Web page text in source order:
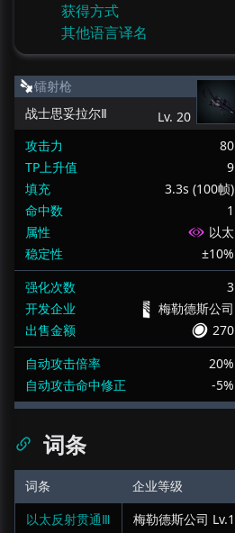
获得方式
其他语言译名
镭射枪
战士思妥拉尔Ⅱ
Lv. 20
攻击力
80
TP上升值
9
填充
3.3s (100帧)
命中数
1
属性
以太
稳定性
±10%
强化次数
3
开发企业
梅勒德斯公司
出售金额
270
自动攻击倍率
20%
自动攻击命中修正
-5%
词条
词条
企业等级
以太反射贯通Ⅲ
梅勒德斯公司 Lv.1